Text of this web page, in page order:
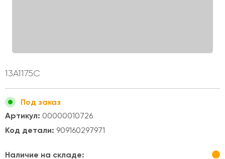
13A1175C
Под заказ
Артикул: 00000010726
Код детали: 909160297971
Наличие на складе: